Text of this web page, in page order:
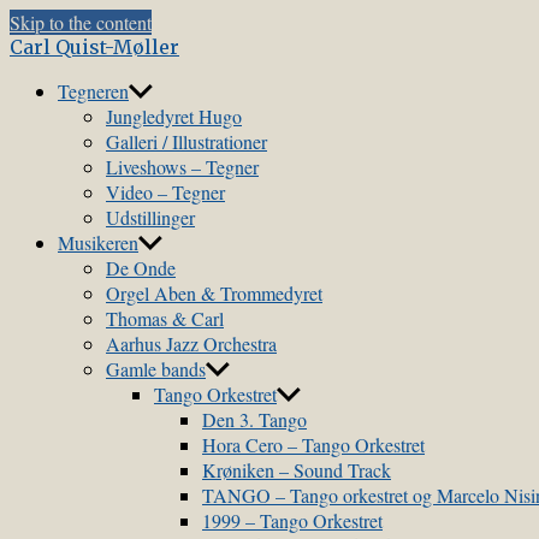
Skip to the content
Carl Quist-Møller
Tegneren
Jungledyret Hugo
Galleri / Illustrationer
Liveshows – Tegner
Video – Tegner
Udstillinger
Musikeren
De Onde
Orgel Aben & Trommedyret
Thomas & Carl
Aarhus Jazz Orchestra
Gamle bands
Tango Orkestret
Den 3. Tango
Hora Cero – Tango Orkestret
Krøniken – Sound Track
TANGO – Tango orkestret og Marcelo
1999 – Tango Orkestret